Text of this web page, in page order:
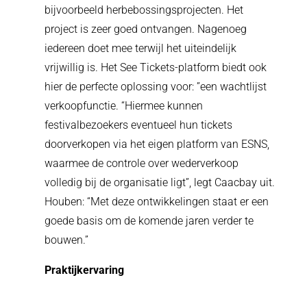
bijvoorbeeld herbebossingsprojecten. Het
project is zeer goed ontvangen. Nagenoeg
iedereen doet mee terwijl het uiteindelijk
vrijwillig is. Het See Tickets-platform biedt ook
hier de perfecte oplossing voor: ”een wachtlijst
verkoopfunctie. “Hiermee kunnen
festivalbezoekers eventueel hun tickets
doorverkopen via het eigen platform van ESNS,
waarmee de controle over wederverkoop
volledig bij de organisatie ligt”, legt Caacbay uit.
Houben: “Met deze ontwikkelingen staat er een
goede basis om de komende jaren verder te
bouwen.”
Praktijkervaring